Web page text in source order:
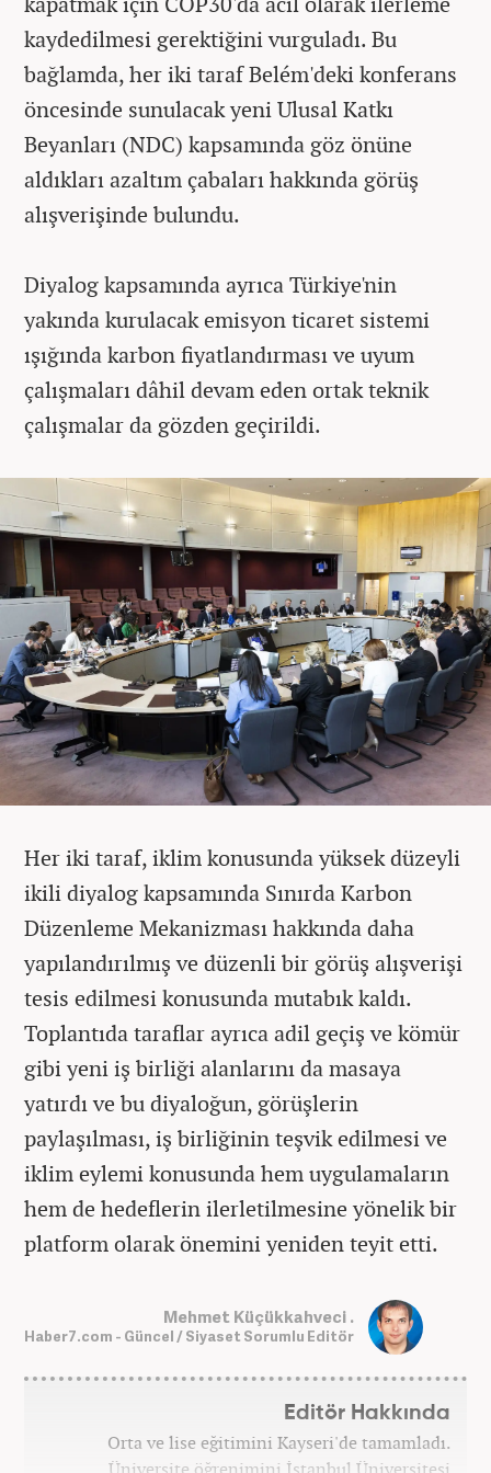
kaydedilmesi gerektiğini vurguladı. Bu
bağlamda, her iki taraf Belém'deki konferans
öncesinde sunulacak yeni Ulusal Katkı
Beyanları (NDC) kapsamında göz önüne
aldıkları azaltım çabaları hakkında görüş
alışverişinde bulundu.
Diyalog kapsamında ayrıca Türkiye'nin
yakında kurulacak emisyon ticaret sistemi
ışığında karbon fiyatlandırması ve uyum
çalışmaları dâhil devam eden ortak teknik
çalışmalar da gözden geçirildi.
Her iki taraf, iklim konusunda yüksek düzeyli
ikili diyalog kapsamında Sınırda Karbon
Düzenleme Mekanizması hakkında daha
yapılandırılmış ve düzenli bir görüş alışverişi
tesis edilmesi konusunda mutabık kaldı.
Toplantıda taraflar ayrıca adil geçiş ve kömür
gibi yeni iş birliği alanlarını da masaya
yatırdı ve bu diyaloğun, görüşlerin
paylaşılması, iş birliğinin teşvik edilmesi ve
iklim eylemi konusunda hem uygulamaların
hem de hedeflerin ilerletilmesine yönelik bir
platform olarak önemini yeniden teyit etti.
Mehmet Küçükkahveci .
Haber7.com - Güncel / Siyaset Sorumlu Editör
Editör Hakkında
Orta ve lise eğitimini Kayseri'de tamamladı.